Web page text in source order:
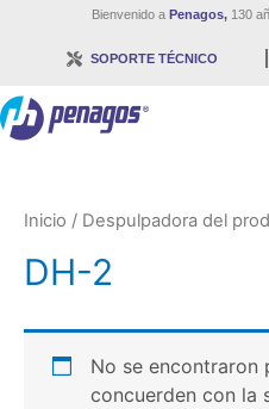
Bienvenido a Penagos, 130
SOPORTE TÉCNICO
Inicio / Despulpadora del
DH-2
No se encontraron
concuerden con la